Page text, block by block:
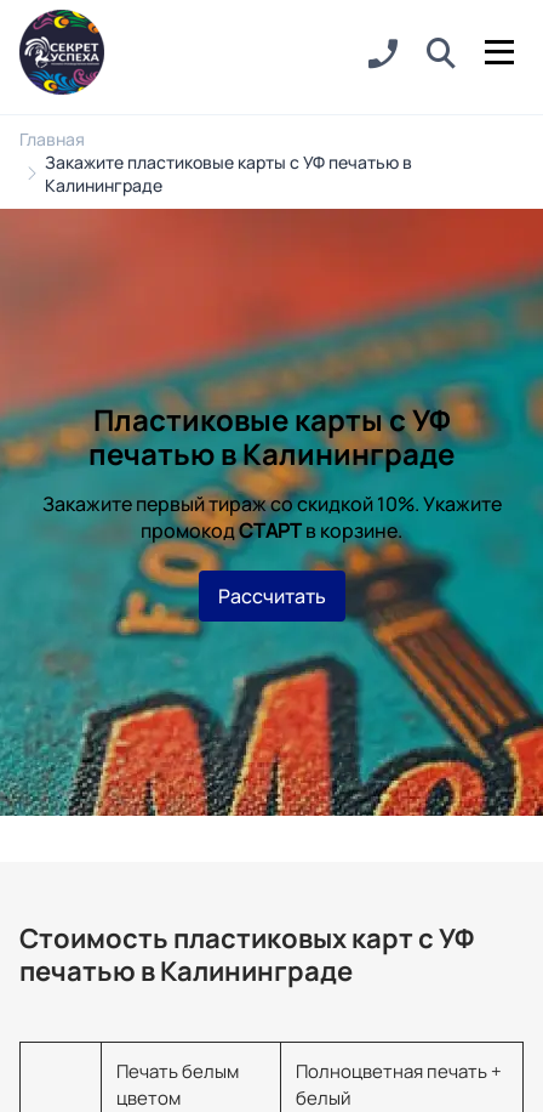
Главная
Закажите пластиковые карты с УФ печатью в
Калининграде
Пластиковые карты с УФ
печатью в Калининграде
Закажите первый тираж со скидкой 10%. Укажите
промокодСТАРТв корзине.
Рассчитать
Стоимость пластиковых карт с УФ
печатью в Калининграде
Печать белым
цветом
Полноцветная печать +
белый